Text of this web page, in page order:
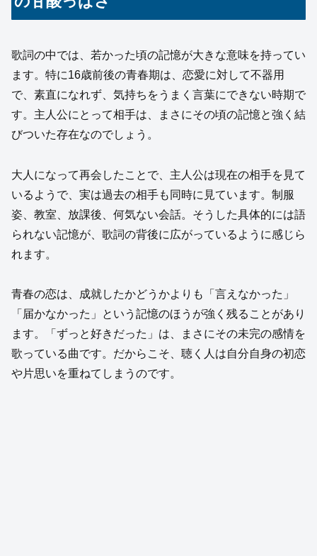
歌詞の中では、若かった頃の記憶が大きな意味を持ってい
ます。特に16歳前後の青春期は、恋愛に対して不器用
で、素直になれず、気持ちをうまく言葉にできない時期で
す。主人公にとって相手は、まさにその頃の記憶と強く結
びついた存在なのでしょう。
大人になって再会したことで、主人公は現在の相手を見て
いるようで、実は過去の相手も同時に見ています。制服
姿、教室、放課後、何気ない会話。そうした具体的には語
られない記憶が、歌詞の背後に広がっているように感じら
れます。
青春の恋は、成就したかどうかよりも「言えなかった」
「届かなかった」という記憶のほうが強く残ることがあり
ます。「ずっと好きだった」は、まさにその未完の感情を
歌っている曲です。だからこそ、聴く人は自分自身の初恋
や片思いを重ねてしまうのです。